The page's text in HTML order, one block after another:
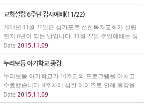
교회설립 6주년 감사예배(11/22)
2015년 11월 21일은 싱가포르 선한목자교회가 설립
된지 6년이 되는 날입니다. 11월 22일 주일예배는 싱
가포르 선한목자교회 설립 6주년 감사예배로 드립
하며, 교회의 비전을 함께 나누는 예배가 되기 바랍
Date 2015.11.09
누리보듬 아기학교 종강
누리보듬 아기학교가 10주간의 프로그램을 마치고
수료했습니다. 9주차에 심한 헤이즈로 인해 휴강을
1번 했는데, 나머지 9주간의 프로그램에 열심히 참
여해준 누리보듬 1기 아기들과 엄마들에게 감사드
Date 2015.11.09